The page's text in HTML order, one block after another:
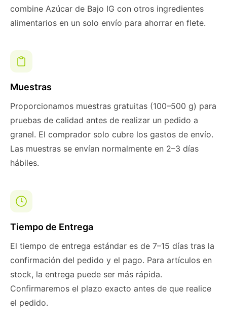
combine Azúcar de Bajo IG con otros ingredientes
alimentarios en un solo envío para ahorrar en flete.
Muestras
Proporcionamos muestras gratuitas (100–500 g) para
pruebas de calidad antes de realizar un pedido a
granel. El comprador solo cubre los gastos de envío.
Las muestras se envían normalmente en 2–3 días
hábiles.
Tiempo de Entrega
El tiempo de entrega estándar es de 7–15 días tras la
confirmación del pedido y el pago. Para artículos en
stock, la entrega puede ser más rápida.
Confirmaremos el plazo exacto antes de que realice
el pedido.